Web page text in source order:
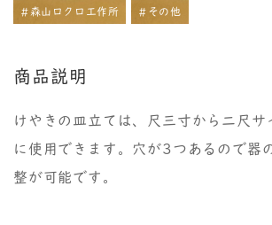
#森山ロクロ工作所 #その他
商品説明
けやきの皿立ては、尺三寸から二尺サ
に使用できます。穴が3つあるので器
整が可能です。